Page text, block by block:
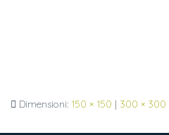
Dimensioni: 150 × 150 | 300 × 300